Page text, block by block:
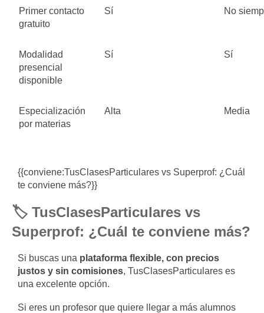
Primer contacto
gratuito
Sí No
Modalidad
presencial
disponible
Sí Sí
Especialización
por materias
Alta Media
{{conviene:TusClasesParticulares vs Superprof: ¿Cuál
te conviene más?}}
🏷️ TusClasesParticulares vs
Superprof: ¿Cuál te conviene más?
Si buscas una plataforma flexible, con precios
justos y sin comisiones, TusClasesParticulares es
una excelente opción.
Si eres un profesor que quiere llegar a más alumnos